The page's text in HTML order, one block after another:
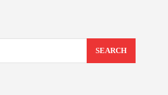
SEARCH